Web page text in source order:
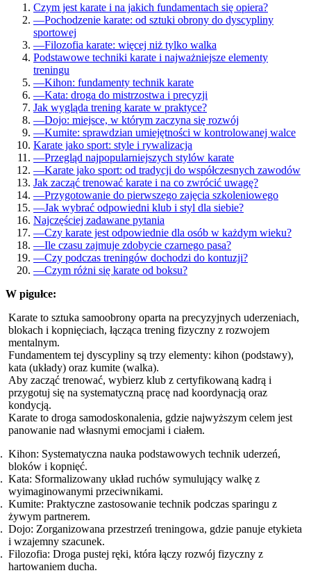
Czym jest karate i na jakich fundamentach się opiera?
—Pochodzenie karate: od sztuki obrony do dyscypliny
sportowej
—Filozofia karate: więcej niż tylko walka
Podstawowe techniki karate i najważniejsze elementy
treningu
—Kihon: fundamenty technik karate
—Kata: droga do mistrzostwa i precyzji
Jak wygląda trening karate w praktyce?
—Dojo: miejsce, w którym zaczyna się rozwój
—Kumite: sprawdzian umiejętności w kontrolowanej walce
Karate jako sport: style i rywalizacja
—Przegląd najpopularniejszych stylów karate
—Karate jako sport: od tradycji do współczesnych zawodów
Jak zacząć trenować karate i na co zwrócić uwagę?
—Przygotowanie do pierwszego zajęcia szkoleniowego
—Jak wybrać odpowiedni klub i styl dla siebie?
Najczęściej zadawane pytania
—Czy karate jest odpowiednie dla osób w każdym wieku?
—Ile czasu zajmuje zdobycie czarnego pasa?
—Czy podczas treningów dochodzi do kontuzji?
—Czym różni się karate od boksu?
W pigułce:
Karate to sztuka samoobrony oparta na precyzyjnych uderzeniach,
blokach i kopnięciach, łącząca trening fizyczny z rozwojem
mentalnym.
Fundamentem tej dyscypliny są trzy elementy: kihon (podstawy),
kata (układy) oraz kumite (walka).
Aby zacząć trenować, wybierz klub z certyfikowaną kadrą i
przygotuj się na systematyczną pracę nad koordynacją oraz
kondycją.
Karate to droga samodoskonalenia, gdzie najwyższym celem jest
panowanie nad własnymi emocjami i ciałem.
Kihon: Systematyczna nauka podstawowych technik uderzeń,
bloków i kopnięć.
Kata: Sformalizowany układ ruchów symulujący walkę z
wyimaginowanymi przeciwnikami.
Kumite: Praktyczne zastosowanie technik podczas sparingu z
żywym partnerem.
Dojo: Zorganizowana przestrzeń treningowa, gdzie panuje etykieta
i wzajemny szacunek.
Filozofia: Droga pustej ręki, która łączy rozwój fizyczny z
hartowaniem ducha.